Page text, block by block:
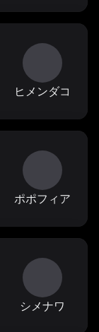
ヒメンダコ
ポポフィア
シメナワ